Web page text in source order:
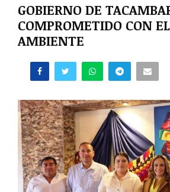
GOBIERNO DE
COMPROMETIDO CON
AMBIENTE